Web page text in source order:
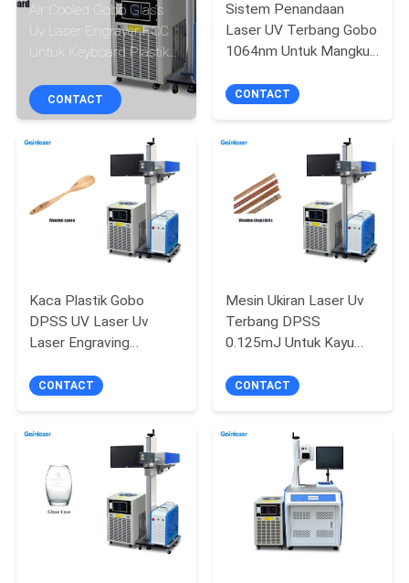
KUALITAS
KAMI
PERMINTAAN
PENAWARAN
SITEMAP
PRIVACY
POLICY
Air Cooled Gobo Glass
Uv Laser Engraver FCC
Untuk Keyboard Plastik
CONTACT
Sistem Penandaan
Laser UV Terbang Gobo
1064nm Untuk Mangkuk
CONTACT
Kaca Plastik Gobo
DPSS UV Laser Uv
Laser Engraving
CONTACT
Mesin Ukiran Laser Uv
Terbang DPSS
0.125mJ Untuk Kayu
CONTACT